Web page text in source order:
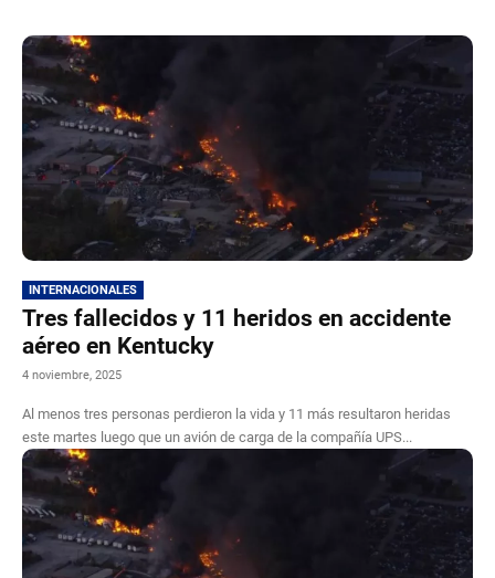
INTERNACIONALES
Tres fallecidos y 11 heridos en accidente
aéreo en Kentucky
4 noviembre, 2025
Al menos tres personas perdieron la vida y 11 más resultaron heridas
este martes luego que un avión de carga de la compañía UPS...